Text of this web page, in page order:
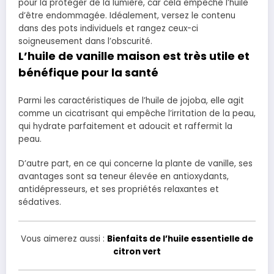
pour la protéger de la lumière, car cela empêche l’huile
d’être endommagée. Idéalement, versez le contenu
dans des pots individuels et rangez ceux-ci
soigneusement dans l’obscurité.
L’huile de vanille maison est très utile et
bénéfique pour la santé
Parmi les caractéristiques de l’huile de jojoba, elle agit
comme un cicatrisant qui empêche l’irritation de la peau,
qui hydrate parfaitement et adoucit et raffermit la
peau.
D’autre part, en ce qui concerne la plante de vanille, ses
avantages sont sa teneur élevée en antioxydants,
antidépresseurs, et ses propriétés relaxantes et
sédatives.
Vous aimerez aussi : Bienfaits de l’huile essentielle de
citron vert